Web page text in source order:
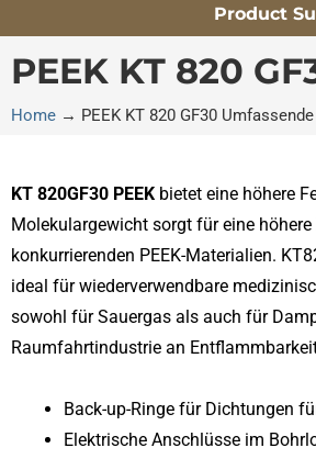
Product
PEEK KT 820
Home → PEEK KT 820 GF30
KT 820GF30 PEEK bietet eine höhere
Molekulargewicht sorgt für eine
konkurrierenden PEEK-Materialien.
ideal für wiederverwendbare
sowohl für Sauergas als auch für
Raumfahrtindustrie an
Back-up-Ringe für Dichtungen
Elektrische Anschlüsse im